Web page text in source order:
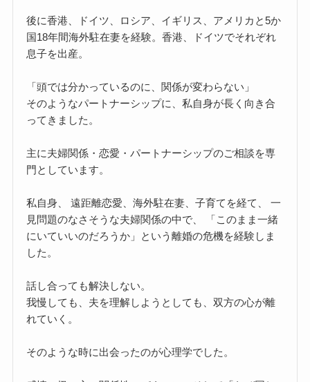
後に香港、ドイツ、ロシア、イギリス、アメリカと5か
国18年間海外駐在妻を経験。香港、ドイツでそれぞれ
息子を出産。
「頭では分かっているのに、関係が変わらない」
そのようなパートナーシップに、私自身が長く向き合
ってきました。
主に夫婦関係・恋愛・パートナーシップのご相談を専
門としています。
私自身、 遠距離恋愛、海外駐在妻、子育てを経て、 一
見問題のなさそうな夫婦関係の中で、 「このまま一緒
にいていいのだろうか」という離婚の危機を経験しま
した。
話し合っても解決しない。
我慢しても、夫を理解しようとしても、双方の心が離
れていく。
そのような時に出会ったのが心理学でした。